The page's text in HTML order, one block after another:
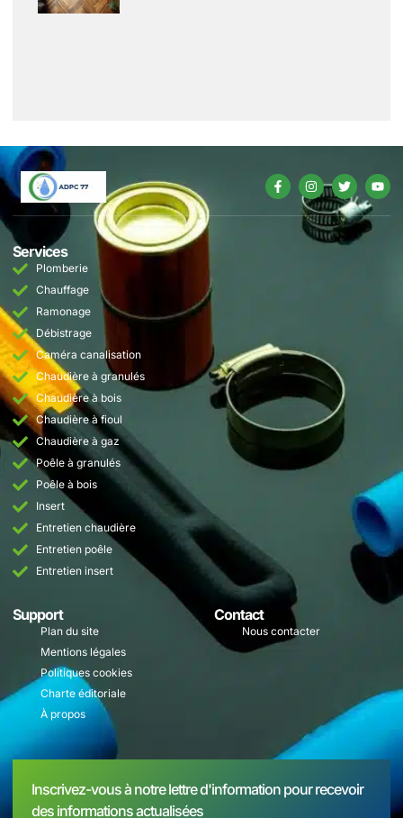
Services
Plomberie
Chauffage
Ramonage
Débistrage
Caméra canalisation
Chaudière à granulés
Chaudière à bois
Chaudière à fioul
Chaudière à gaz
Poêle à granulés
Poêle à bois
Insert
Entretien chaudière
Entretien poêle
Entretien insert
Support
Plan du site
Mentions légales
Politiques cookies
Charte éditoriale
À propos
Contact
Nous contacter
Inscrivez-vous à notre lettre d'information pour recevoir
des informations actualisées